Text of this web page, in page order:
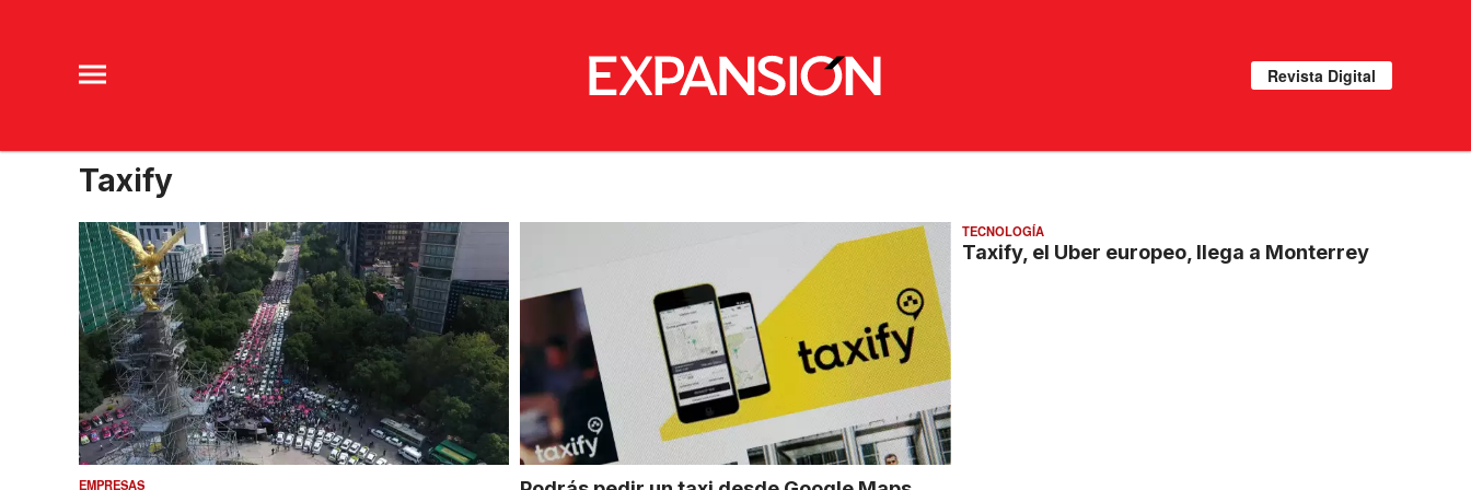
Revista Digital
Taxify
EMPRESAS
TECNOLOGÍA
Taxify, el Uber europeo, llega a Monterrey